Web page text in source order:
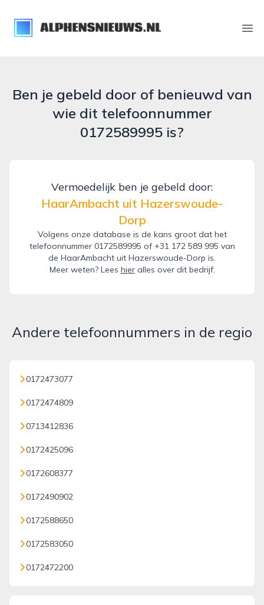
alphensnieuws.nl
Ben je gebeld door of benieuwd van
wie dit telefoonnummer
0172589995 is?
Vermoedelijk ben je gebeld door:
HaarAmbacht uit Hazerswoude-
Dorp
Volgens onze database is de kans groot dat het
telefoonnummer 0172589995 of +31 172 589 995 van
de HaarAmbacht uit Hazerswoude-Dorp is.
Meer weten? Lees hieralles over dit bedrijf.
Andere telefoonnummers in de regio
0172473077
0172474809
0713412836
0172425096
0172608377
0172490902
0172588650
0172583050
0172472200